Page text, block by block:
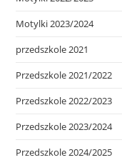
Motylki 2023/2024
przedszkole 2021
Przedszkole 2021/2022
Przedszkole 2022/2023
Przedszkole 2023/2024
Przedszkole 2024/2025